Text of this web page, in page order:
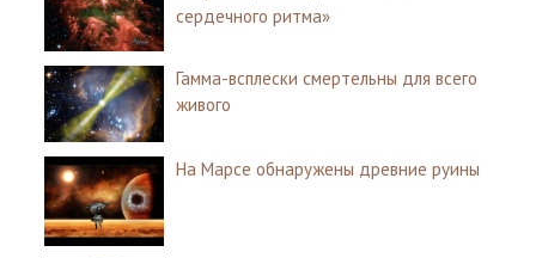
сердечного ритма»
Гамма-всплески смертельны для всего
живого
На Марсе обнаружены древние руины